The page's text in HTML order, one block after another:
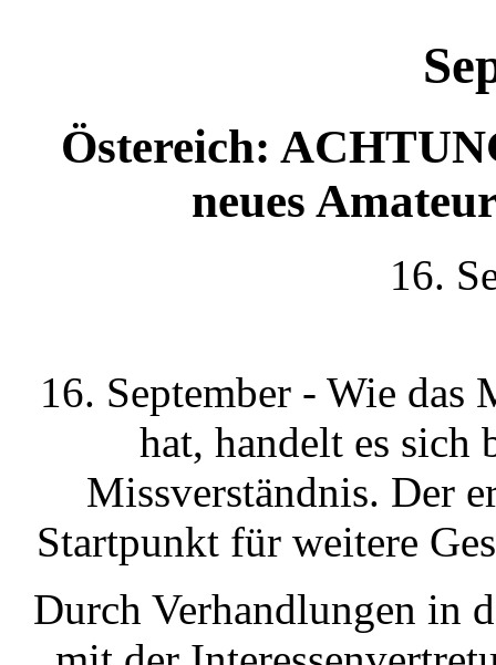
Östereich:
neues
16.
16. September - Wie
hat, handelt es sich
Missverständnis. Der
Startpunkt für weitere
Durch Verhandlungen in